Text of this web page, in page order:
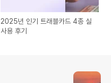
2025년 인기 트래블카드 4종 실
사용 후기